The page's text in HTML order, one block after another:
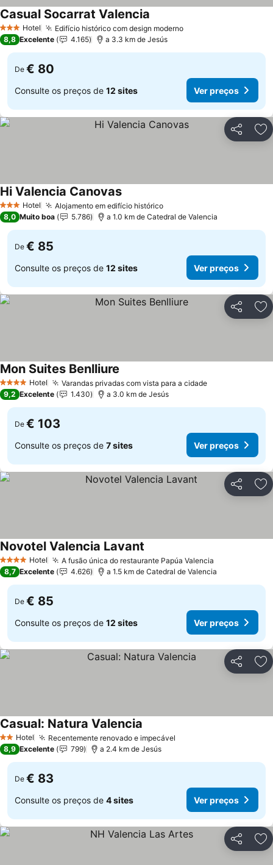
3 EstrelasHotel Edifício histórico com design moderno
Casual Socarrat Valencia
8,8 Excelente 4.165 a 3.3 km de Jesús
De € 80
Consulte os preços de 12 sites Ver preços
Partilhar
3 EstrelasHotel Alojamento em edifício histórico
Hi Valencia Canovas
8,0 Muito boa 5.786 a 1.0 km de Catedral de Valencia
De € 85
Consulte os preços de 12 sites Ver preços
Partilhar
4 EstrelasHotel Varandas privadas com vista para a cidade
Mon Suites Benlliure
9,2 Excelente 1.430 a 3.0 km de Jesús
De € 103
Consulte os preços de 7 sites Ver preços
Partilhar
4 EstrelasHotel A fusão única do restaurante Papúa Valencia
Novotel Valencia Lavant
8,7 Excelente 4.626 a 1.5 km de Catedral de Valencia
De € 85
Consulte os preços de 12 sites Ver preços
Partilhar
2 Estrelas
Hotel Recentemente renovado e impecável
Casual: Natura Valencia
8,9 Excelente 799 a 2.4 km de Jesús
De € 83
Consulte os preços de 4 sites Ver preços
Partilhar